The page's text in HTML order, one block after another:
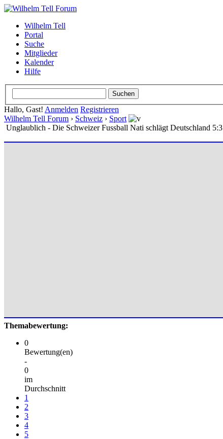
Wilhelm Tell
Portal
Suche
Mitglieder
Kalender
Hilfe
Hallo, Gast! Anmelden Registrieren
Wilhelm Tell Forum › Schweiz › Sport
Unglaublich - Die Schweizer Fussball Nati schlägt Deutschland 5:3
Themabewertung:
0
Bewertung(en)
-
0
im
Durchschnitt
1
2
3
4
5